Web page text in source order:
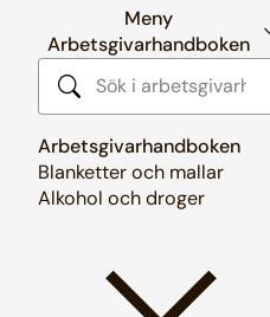
Meny
Arbetsgivarhandboken
Sök i arbetsgivarhandboken
Arbetsgivarhandboken
Blanketter och mallar
Alkohol och droger